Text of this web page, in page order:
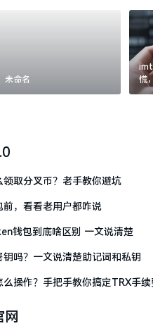
未命名
慌
取分叉币？老手教你避坑
，看看老用户都咋说
钱包到底啥区别 一文说清楚
吗？一文说清楚助记词和私钥
操作？手把手教你搞定TRX手续